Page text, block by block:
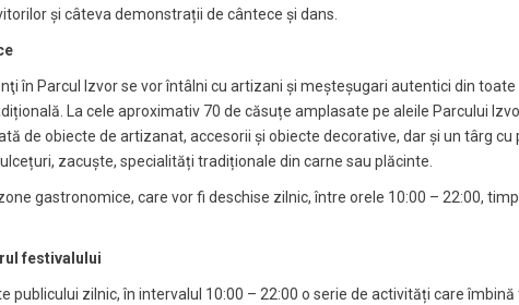
și câteva demonstrații de cântece și dans.
în Parcul Izvor se vor întâlni cu artizani și meșteșugari autentici din
La cele aproximativ 70 de căsuțe amplasate pe aleile Parcului
de obiecte de artizanat, accesorii și obiecte decorative, dar și un târg
zacuște, specialități tradiționale din carne sau plăcinte.
gastronomice, care vor fi deschise zilnic, între orele 10:00 – 22:00,
festivalului
publicului zilnic, în intervalul 10:00 – 22:00 o serie de activități care